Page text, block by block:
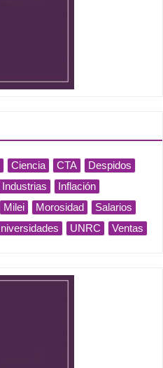
Ciencia CTA
Despidos
Industrias
Inflación
Milei Morosidad
Salarios
UNRC Ventas